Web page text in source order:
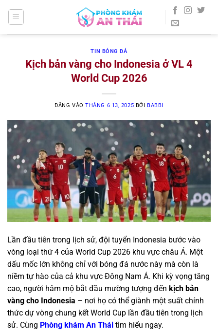
qua
TIN BÓNG ĐÁ
Kịch bản vàng cho Indonesia ở VL 4
World Cup 2026
ĐĂNG VÀOTHÁNG 6 13, 2025 BỞI BABBI
Lần đầu tiên trong lịch sử, đội tuyển Indonesia bước vào
vòng loại thứ 4 của World Cup 2026 khu vực châu Á. Một
dấu mốc lớn không chỉ với bóng đá nước này mà còn là
niềm tự hào của cả khu vực Đông Nam Á. Khi kỳ vọng tăng
cao, người hâm mộ bắt đầu mường tượng đến kịch bản
vàng cho Indonesia – nơi họ có thể giành một suất chính
thức dự vòng chung kết World Cup lần đầu tiên trong lịch
sử. Cùng Phòng khám An Thái tìm hiểu ngay.